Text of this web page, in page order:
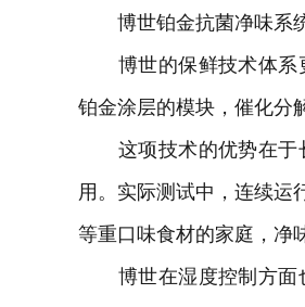
博世铂金抗菌净味系
博世的保鲜技术体系
铂金涂层的模块，催化分
这项技术的优势在于
用。实际测试中，连续运
等重口味食材的家庭，净
博世在湿度控制方面